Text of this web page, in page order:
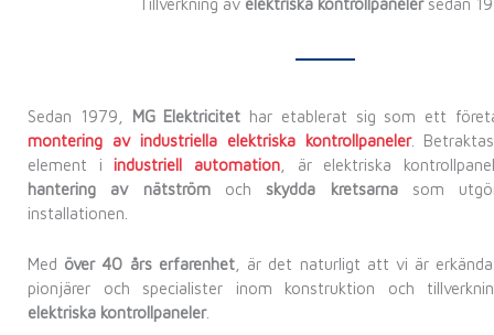
Tillverkning av elektriska kontrollpanelersedan
Sedan 1979, MG Elektricitet har etablerat sig som ett
montering av industriella elektriska kontrollpaneler.
element iindustriell automation, är elektriska
hantering av nätströmoch skydda kretsarnasom
installationen.
Med över 40 års erfarenhet, är det naturligt att vi är
pionjärer och specialister inom konstruktion och
elektriska kontrollpaneler.